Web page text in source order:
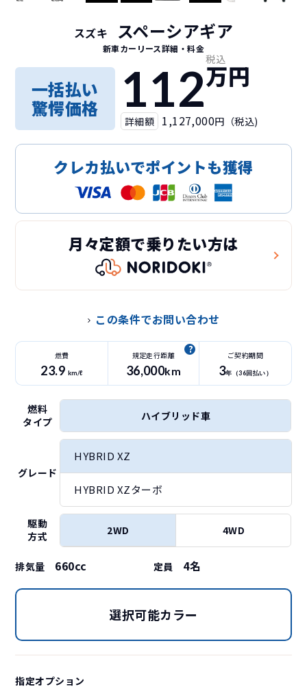
スズキ スペーシアギア
新車カーリース詳細 ・料金
一括払い
驚愕価格
112
税込
万円
詳細額 1,127,000円（税込)
クレカ払いでポイントも獲得
月々定額で乗りたい方は
この条件でお問い合わせ
燃費
23.9 km/ℓ
規定走行距離
36,000km
ご契約期間
3年（36回払い）
燃料
タイプ
ハイブリッド車
グレード
HYBRID XZ
HYBRID XZターボ
駆動
方式
2WD 4WD
排気量 660cc 定員 4名
選択可能カラー
指定オプション